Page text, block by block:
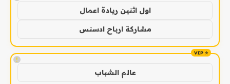
اول اثنين ريادة اعمال
مشاركة ارباح ادسنس
!
عالم الشباب